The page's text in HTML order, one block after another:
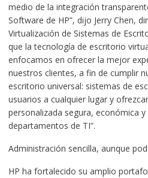
medio de la integración
Software de HP”, dijo Jerry Chen,
Virtualización de Sistemas de
que la tecnología de escritorio
enfocamos en ofrecer la mejor
nuestros clientes, a fin de cumplir
escritorio universal: sistemas de
usuarios a cualquier lugar y
personalizada segura, económica
departamentos de TI”.
Administración sencilla, aunque
HP ha fortalecido su amplio